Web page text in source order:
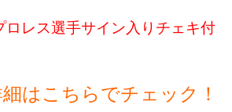
ロレス選手サイン入りチェキ付
はこちらでチェック！